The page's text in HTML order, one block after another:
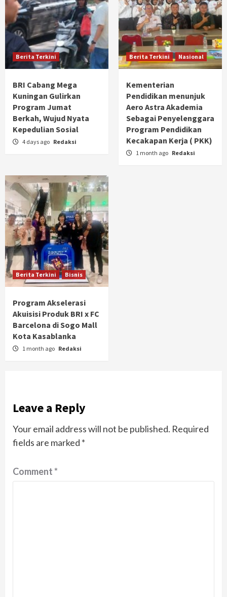
Berita Terkini
BRI Cabang Mega
Kuningan Gulirkan
Program Jumat
Berkah, Wujud Nyata
Kepedulian Sosial
4 days ago Redaksi
Berita Terkini Nasional
Kementerian
Pendidikan menunjuk
Aero Astra Akademia
Sebagai Penyelenggara
Program Pendidikan
Kecakapan Kerja ( PKK)
1 month ago Redaksi
Berita Terkini Bisnis
Program Akselerasi
Akuisisi Produk BRI x FC
Barcelona di Sogo Mall
Kota Kasablanka
1 month ago Redaksi
Leave a Reply
Your email address will not be published. Required
fields are marked *
Comment*